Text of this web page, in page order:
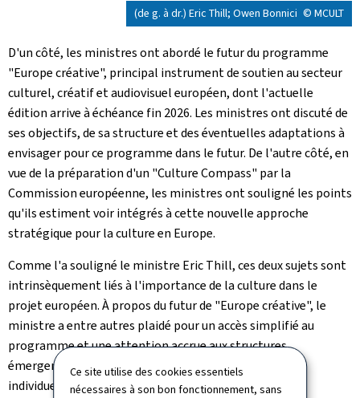
Ce site utilise des cookies essentiels
nécessaires à son bon fonctionnement, sans
(de g. à dr.) Eric Thill; Owen Bonnici © MCULT
D'un côté, les ministres ont abordé le futur du programme
"Europe créative", principal instrument de soutien au secteur
culturel, créatif et audiovisuel européen, dont l'actuelle
édition arrive à échéance fin 2026. Les ministres ont discuté de
ses objectifs, de sa structure et des éventuelles adaptations à
envisager pour ce programme dans le futur. De l'autre côté, en
vue de la préparation d'un "Culture Compass" par la
Commission européenne, les ministres ont souligné les points
qu'ils estiment voir intégrés à cette nouvelle approche
stratégique pour la culture en Europe.
Comme l'a souligné le ministre Eric Thill, ces deux sujets sont
intrinsèquement liés à l'importance de la culture dans le
projet européen. À propos du futur de "Europe créative", le
ministre a entre autres plaidé pour un accès simplifié au
programme et une attention accrue aux structures
émergentes ou de petite taille, ainsi qu'aux artistes
individuels.